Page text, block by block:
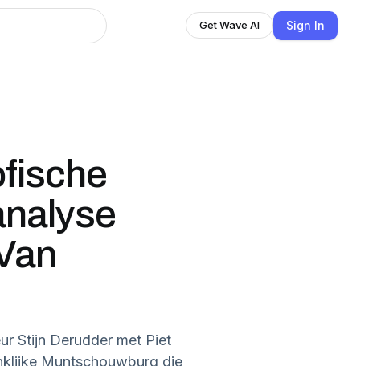
Get Wave AI Sign In
Stijn Derudder met Piet
Muntschouwburg die